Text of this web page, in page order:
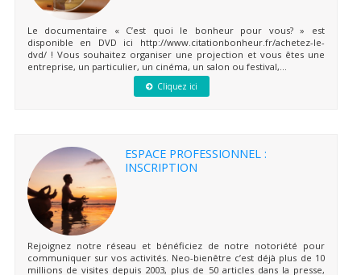
Le documentaire « C’est quoi le bonheur pour vous? » est
disponible en DVD ici http://www.citationbonheur.fr/achetez-le-
dvd/ ! Vous souhaitez organiser une projection et vous êtes une
entreprise, un particulier, un cinéma, un salon ou festival,...
Cliquez ici
ESPACE PROFESSIONNEL :
INSCRIPTION
Rejoignez notre réseau et bénéficiez de notre notoriété pour
communiquer sur vos activités. Neo-bienêtre c’est déjà plus de 10
millions de visites depuis 2003, plus de 50 articles dans la presse,